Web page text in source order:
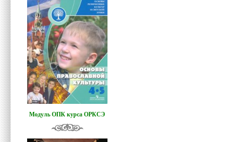
Модуль ОПК курса ОРКСЭ